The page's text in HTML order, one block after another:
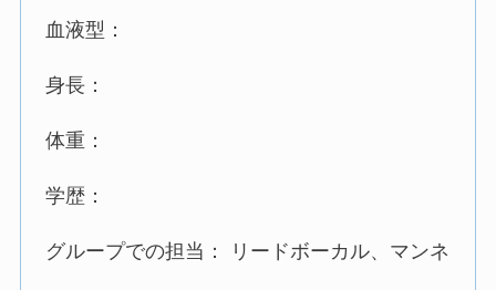
血液型：
身長：
体重：
学歴：
グループでの担当： リードボーカル、マンネ